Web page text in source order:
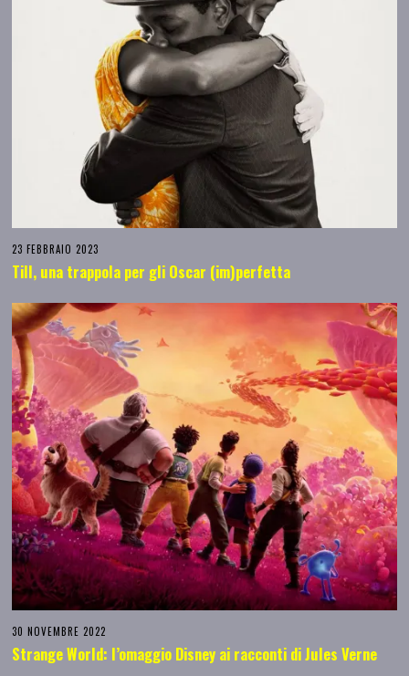
23 FEBBRAIO 2023
Till, una trappola per gli Oscar (im)perfetta
30 NOVEMBRE 2022
Strange World: l’omaggio Disney ai racconti di Jules Verne